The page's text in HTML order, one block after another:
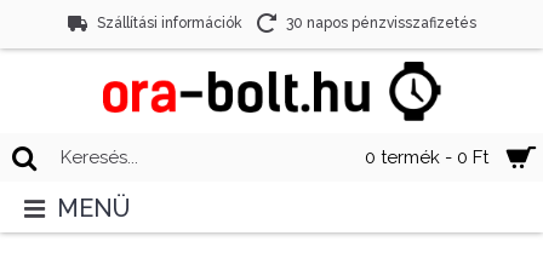
Szállítási információk 30 napos pénzvisszafizetés
0 termék - 0 Ft
MENÜ